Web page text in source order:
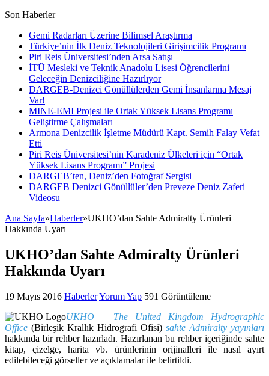
Son Haberler
Gemi Radarları Üzerine Bilimsel Araştırma
Türkiye’nin İlk Deniz Teknolojileri Girişimcilik Programı
Piri Reis Üniversitesi’nden Arsa Satışı
İTÜ Mesleki ve Teknik Anadolu Lisesi Öğrencilerini
Geleceğin Denizciliğine Hazırlıyor
DARGEB-Denizci Gönüllülerden Gemi İnsanlarına Mesaj
Var!
MINE-EMI Projesi ile Ortak Yüksek Lisans Programı
Geliştirme Çalışmaları
Armona Denizcilik İşletme Müdürü Kapt. Semih Falay Vefat
Etti
Piri Reis Üniversitesi’nin Karadeniz Ülkeleri için “Ortak
Yüksek Lisans Programı” Projesi
DARGEB’ten, Deniz’den Fotoğraf Sergisi
DARGEB Denizci Gönüllüler’den Preveze Deniz Zaferi
Videosu
Ana Sayfa»Haberler»UKHO’dan Sahte Admiralty Ürünleri
Hakkında Uyarı
UKHO’dan Sahte Admiralty Ürünleri
Hakkında Uyarı
19 Mayıs 2016 HaberlerYorum Yap 591 Görüntüleme
UKHO – The United Kingdom Hydrographic
Office (Birleşik Krallık Hidrografi Ofisi) sahte Admiralty yayınları
hakkında bir rehber hazırladı. Hazırlanan bu rehber içeriğinde sahte
kitap, çizelge, harita vb. ürünlerinin orijinalleri ile nasıl ayırt
edilebileceği görseller ve açıklamalar ile belirtildi.